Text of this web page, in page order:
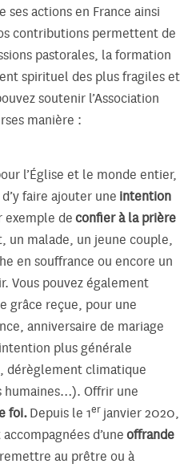
ses actions en France ainsi
contributions permettent de
pastorales, la formation
spirituel des plus fragiles et
soutenir l’Association
manière :
l’Église et le monde entier,
faire ajouter une intention
exemple deconfier à la prière
un malade, un jeune couple,
en souffrance ou encore un
Vous pouvez également
grâce reçue, pour une
anniversaire de mariage
plus générale
dérèglement climatique
humaines…). Offrir une
foi.Depuis le 1er janvier 2020,
d’uneoffrande
au prêtre ou à